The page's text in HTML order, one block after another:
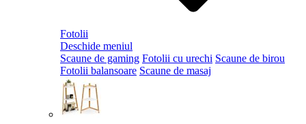
Fotolii
Deschide meniul
Scaune de gaming Fotolii cu urechi Scaune de birou
Fotolii balansoare Scaune de masaj